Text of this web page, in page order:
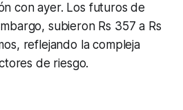
con ayer. Los futuros de
subieron Rs 357 a Rs
reflejando la compleja
de riesgo.